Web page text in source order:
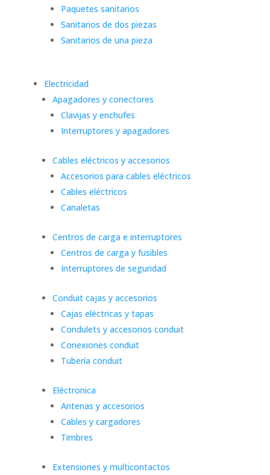
Paquetes sanitarios
Sanitarios de dos piezas
Sanitarios de una pieza
Electricidad
Apagadores y conectores
Clavijas y enchufes
Interruptores y apagadores
Cables eléctricos y accesorios
Accesorios para cables eléctricos
Cables eléctricos
Canaletas
Centros de carga e interruptores
Centros de carga y fusibles
Interruptores de seguridad
Conduit cajas y accesorios
Cajas eléctricas y tapas
Condulets y accesorios conduit
Conexiones conduit
Tubería conduit
Eléctronica
Antenas y accesorios
Cables y cargadores
Timbres
Extensiones y multicontactos